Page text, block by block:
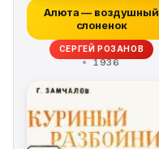
Алюта — воздушный
слоненок
СЕРГЕЙ РОЗАНОВ
1936